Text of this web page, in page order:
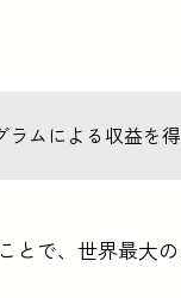
ムによる収益を得
とで、世界最大